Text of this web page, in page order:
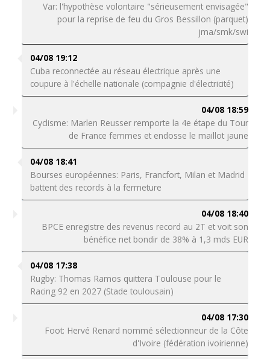
Var: l'hypothèse volontaire "sérieusement envisagée"
pour la reprise de feu du Gros Bessillon (parquet)
jma/smk/swi
04/08 19:12
Cuba reconnectée au réseau électrique après une
coupure à l'échelle nationale (compagnie d'électricité)
04/08 18:59
Cyclisme: Marlen Reusser remporte la 4e étape du Tour
de France femmes et endosse le maillot jaune
04/08 18:41
Bourses européennes: Paris, Francfort, Milan et Madrid
battent des records à la fermeture
04/08 18:40
BPCE enregistre des revenus record au 2T et voit son
bénéfice net bondir de 38% à 1,3 mds EUR
04/08 17:38
Rugby: Thomas Ramos quittera Toulouse pour le
Racing 92 en 2027 (Stade toulousain)
04/08 17:30
Foot: Hervé Renard nommé sélectionneur de la Côte
d'Ivoire (fédération ivoirienne)